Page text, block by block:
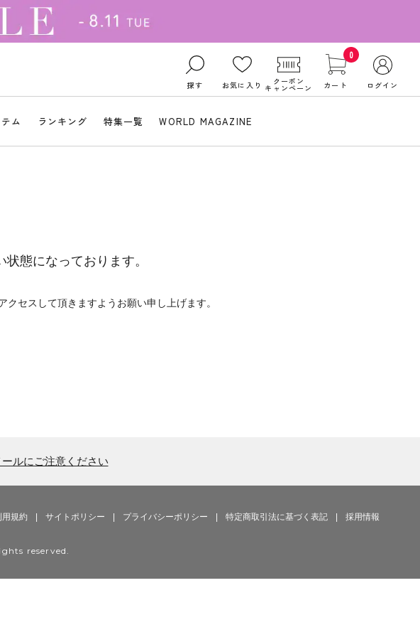
探す お気に入り クーポン
キャンペーン
0
カート ログイン
ム ランキング 特集一覧 WORLD MAGAZINE
態になっております。
セスして頂きますようお願い申し上げます。
ルにご注意ください
用規約 サイトポリシー プライバシーポリシー 特定商取引法に基づく表記 採用情報
reserved.